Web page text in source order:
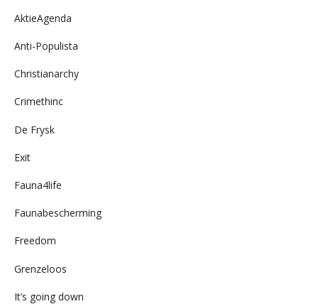
AktieAgenda
Anti-Populista
Christianarchy
Crimethinc
De Frysk
Exit
Fauna4life
Faunabescherming
Freedom
Grenzeloos
It’s going down